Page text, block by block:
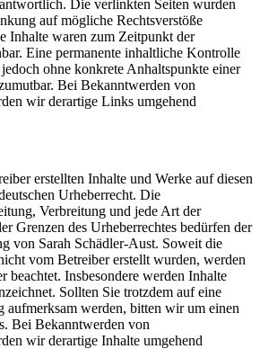
Die verlinkten Seiten wurden
auf mögliche Rechtsverstöße
Inhalte waren zum Zeitpunkt der
Eine permanente inhaltliche Kontrolle
ohne konkrete Anhaltspunkte einer
Bei Bekanntwerden von
wir derartige Links umgehend
erstellten Inhalte und Werke auf diesen
Urheberrecht. Die
Verbreitung und jede Art der
Grenzen des Urheberrechtes bedürfen der
von Sarah Schädler-Aust. Soweit die
vom Betreiber erstellt wurden, werden
beachtet. Insbesondere werden Inhalte
Sollten Sie trotzdem auf eine
aufmerksam werden, bitten wir um einen
Bei Bekanntwerden von
wir derartige Inhalte umgehend